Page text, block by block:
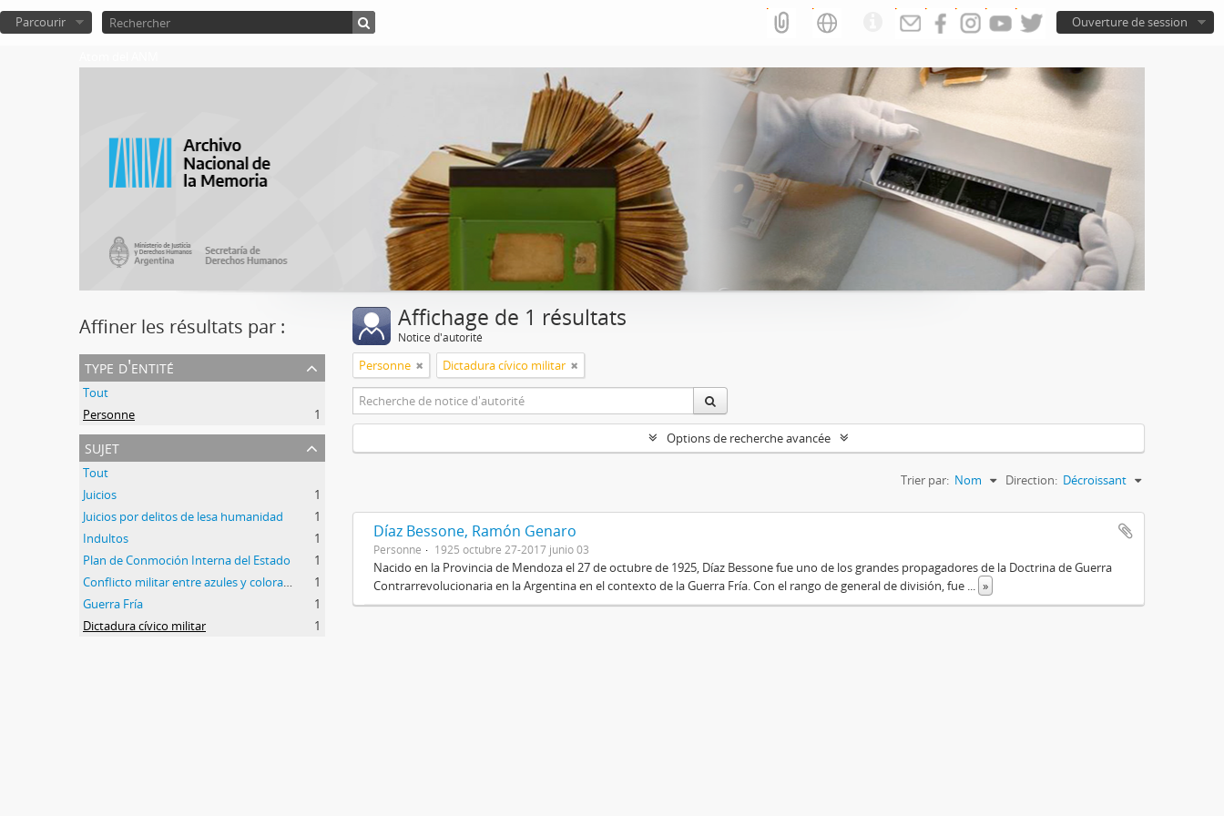
Ouverture de session
Parcourir
Affiner les résultats par :
type d'entité
Tout
Personne
1
sujet
Tout
Juicios
1
Juicios por delitos de lesa humanidad
1
Indultos
1
Plan de Conmoción Interna del Estado
1
1
Guerra Fría
1
Dictadura cívico militar
1
Affichage de 1 résultats
Notice d'autorité
Personne Dictadura cívico militar
Options de recherche avancée
Trier par: Nom Direction: Décroissant
Díaz Bessone, Ramón Genaro
Personne 1925 octubre 27-2017 junio 03
Nacido en la Provincia de Mendoza el 27 de octubre de 1925, Díaz Bessone fue uno de los grandes propagadores de la Doctrina de Guerra
Contrarrevolucionaria en la Argentina en el contexto de la Guerra Fría. Con el rango de general de división, fue
»